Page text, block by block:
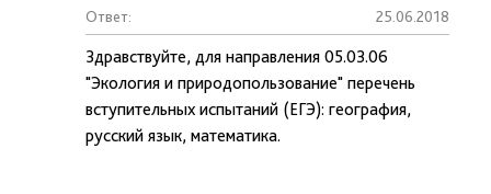
Ответ: 25.06.2018
Здравствуйте, для направления 05.03.06
"Экология и природопользование" перечень
вступительных испытаний (ЕГЭ): география,
русский язык, математика.